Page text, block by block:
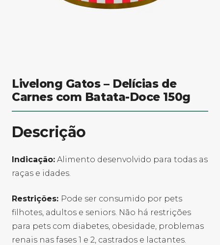
Livelong Gatos – Delícias de
Carnes com Batata-Doce 150g
Descrição
Indicação: Alimento desenvolvido para todas as
raças e idades.
Restrições: Pode ser consumido por pets
filhotes, adultos e seniors. Não há restrições
para pets com diabetes, obesidade, problemas
renais nas fases 1 e 2, castrados e lactantes.